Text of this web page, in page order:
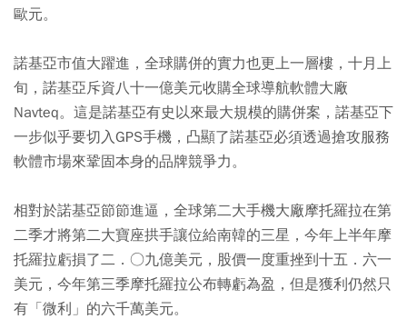
歐元。
諾基亞市值大躍進，全球購併的實力也更上一層樓，十月上
旬，諾基亞斥資八十一億美元收購全球導航軟體大廠
Navteq。這是諾基亞有史以來最大規模的購併案，諾基亞下
一步似乎要切入GPS手機，凸顯了諾基亞必須透過搶攻服務
軟體市場來鞏固本身的品牌競爭力。
相對於諾基亞節節進逼，全球第二大手機大廠摩托羅拉在第
二季才將第二大寶座拱手讓位給南韓的三星，今年上半年摩
托羅拉虧損了二．○九億美元，股價一度重挫到十五．六一
美元，今年第三季摩托羅拉公布轉虧為盈，但是獲利仍然只
有「微利」的六千萬美元。